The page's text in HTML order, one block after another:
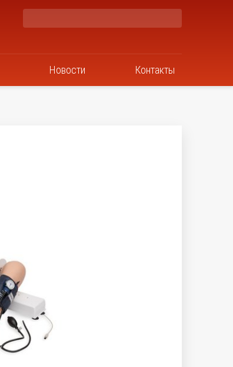
Новости Контакты